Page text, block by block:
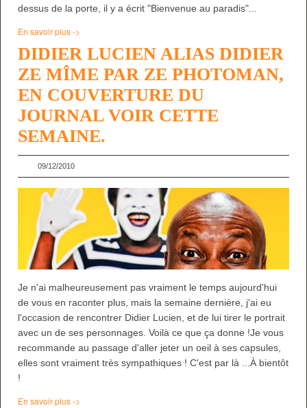
dessus de la porte, il y a écrit "Bienvenue au paradis"...
En savoir plus ->
DIDIER LUCIEN ALIAS DIDIER
ZE MÎME PAR ZE PHOTOMAN,
EN COUVERTURE DU
JOURNAL VOIR CETTE
SEMAINE.
09/12/2010
Je n'ai malheureusement pas vraiment le temps aujourd'hui
de vous en raconter plus, mais la semaine dernière, j'ai eu
l'occasion de rencontrer Didier Lucien, et de lui tirer le portrait
avec un de ses personnages. Voilà ce que ça donne !Je vous
recommande au passage d'aller jeter un oeil à ses capsules,
elles sont vraiment très sympathiques ! C'est par là ...À bientôt
!
En savoir plus ->